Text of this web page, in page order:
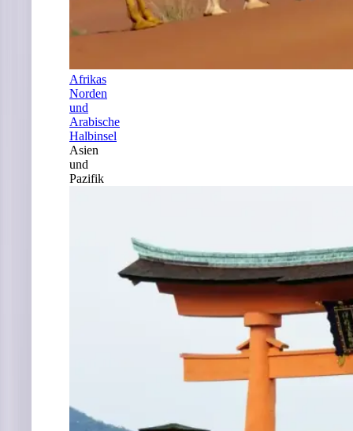
Afrikas
Norden
und
Arabische
Halbinsel
Asien
und
Pazifik